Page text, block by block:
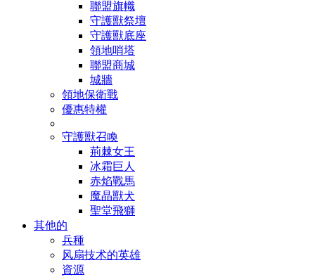
聯盟旗幟
守護獸祭壇
守護獸底座
領地哨塔
聯盟商城
城牆
領地保衛戰
優惠特權
守護獸召喚
荊棘女王
冰霜巨人
赤焰戰馬
魔晶獸犬
聖堂飛獅
其他的
兵種
风扇技术的英雄
資源